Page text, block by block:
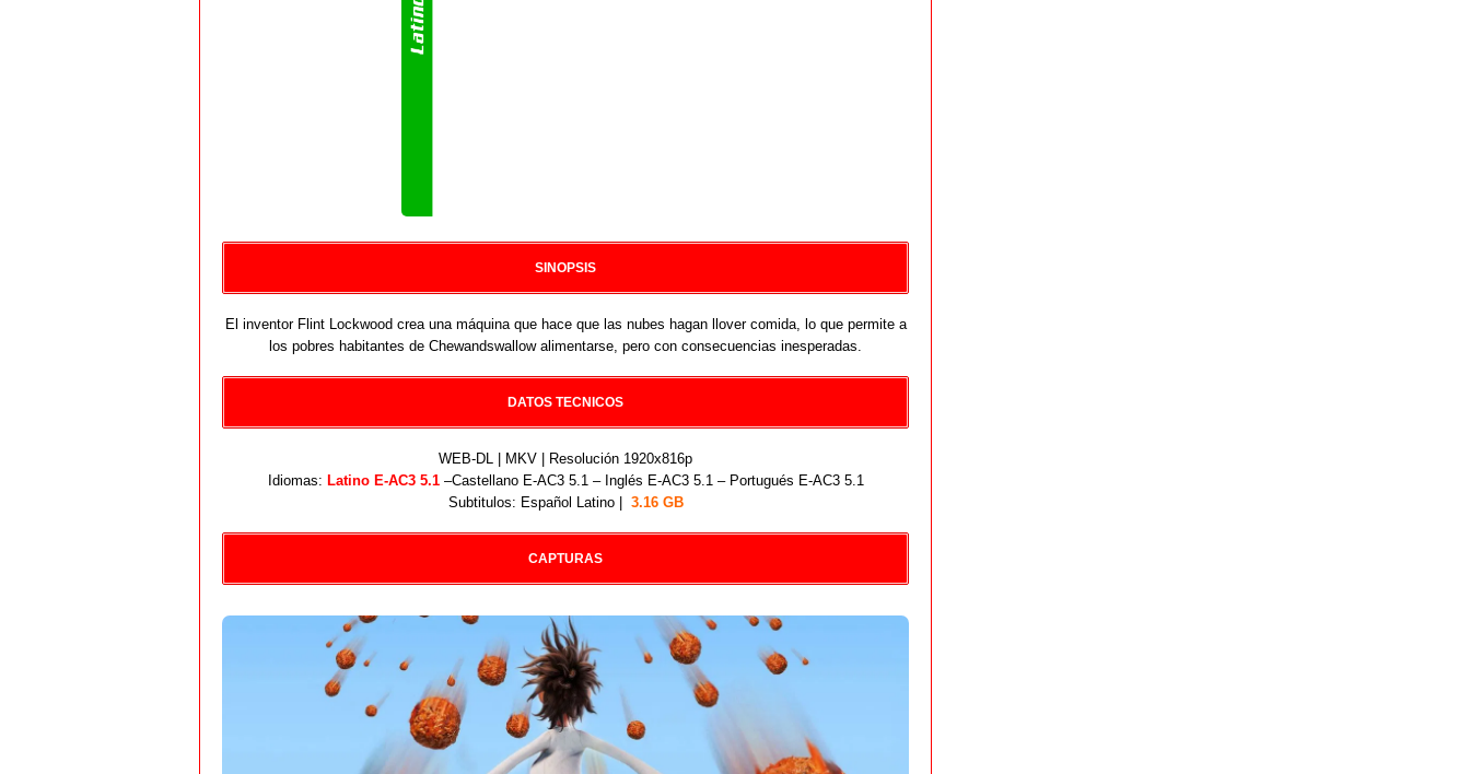
SINOPSIS
El inventor Flint Lockwood crea una máquina que hace que las nubes hagan llover comida, lo que permite a
los pobres habitantes de Chewandswallow alimentarse, pero con consecuencias inesperadas.
DATOS TECNICOS
WEB-DL | MKV | Resolución 1920x816p
Idiomas: Latino E-AC3 5.1–Castellano E-AC3 5.1 – Inglés E-AC3 5.1 – Portugués E-AC3 5.1
Subtitulos: Español Latino |
3.16 GB
CAPTURAS